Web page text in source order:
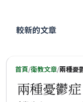
較新的文章
首頁/衛教文章/兩種憂
兩種憂鬱